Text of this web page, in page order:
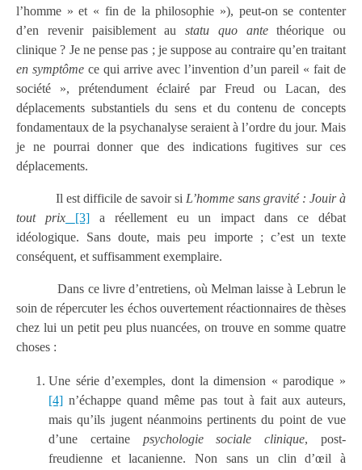
l’homme » et « fin de la philosophie »), peut-on se contenter
d’en revenir paisiblement au statu quo antethéorique ou
clinique ? Je ne pense pas ; je suppose au contraire qu’en traitant
en symptôme ce qui arrive avec l’invention d’un pareil « fait de
société », prétendument éclairé par Freud ou Lacan, des
déplacements substantiels du sens et du contenu de concepts
fondamentaux de la psychanalyse seraient à l’ordre du jour. Mais
je ne pourrai donner que des indications fugitives sur ces
déplacements.
Il est difficile de savoir si L’homme sans gravité : Jouir à
tout prix
[3]
a réellement eu un impact dans ce débat
idéologique. Sans doute, mais peu importe ; c’est un texte
conséquent, et suffisamment exemplaire.
Dans ce livre d’entretiens, où Melman laisse à Lebrun le
soin de répercuter les échos ouvertement réactionnaires de thèses
chez lui un petit peu plus nuancées, on trouve en somme quatre
choses :
Une série d’exemples, dont la dimension « parodique »
[4] n’échappe quand même pas tout à fait aux auteurs,
mais qu’ils jugent néanmoins pertinents du point de vue
d’une certaine psychologie sociale clinique, post-
freudienne et lacanienne. Non sans un clin d’œil à